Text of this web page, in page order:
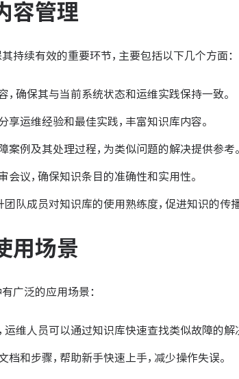
容管理
持续有效的重要环节，主要包括以下几个方面：
，确保其与当前系统状态和运维实践保持一致。
享运维经验和最佳实践，丰富知识库内容。
案例及其处理过程，为类似问题的解决提供参考。
会议，确保知识条目的准确性和实用性。
团队成员对知识库的使用熟练度，促进知识的传
用场景
广泛的应用场景：
运维人员可以通过知识库快速查找类似故障的解
档和步骤，帮助新手快速上手，减少操作失误。